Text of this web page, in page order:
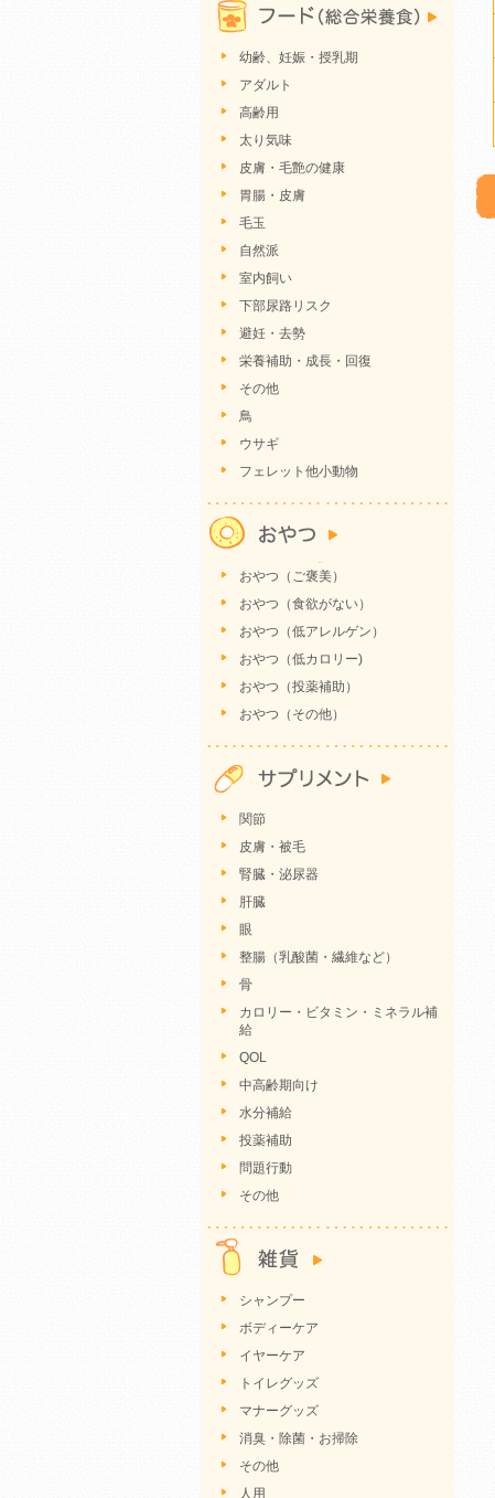
幼齢、妊娠・授乳期
アダルト
高齢用
太り気味
皮膚・毛艶の健康
胃腸・皮膚
毛玉
自然派
室内飼い
下部尿路リスク
避妊・去勢
栄養補助・成長・回復
その他
鳥
ウサギ
フェレット他小動物
おやつ（ご褒美）
おやつ（食欲がない）
おやつ（低アレルゲン）
おやつ（低カロリー)
おやつ（投薬補助）
おやつ（その他）
関節
皮膚・被毛
腎臓・泌尿器
肝臓
眼
整腸（乳酸菌・繊維など）
骨
カロリー・ビタミン・ミネラル補
給
QOL
中高齢期向け
水分補給
投薬補助
問題行動
その他
シャンプー
ボディーケア
イヤーケア
トイレグッズ
マナーグッズ
消臭・除菌・お掃除
その他
人用